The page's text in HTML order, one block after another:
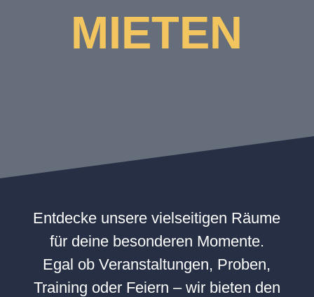
MIETEN
Entdecke unsere vielseitigen Räume
für deine besonderen Momente.
Egal ob Veranstaltungen, Proben,
Training oder Feiern – wir bieten den